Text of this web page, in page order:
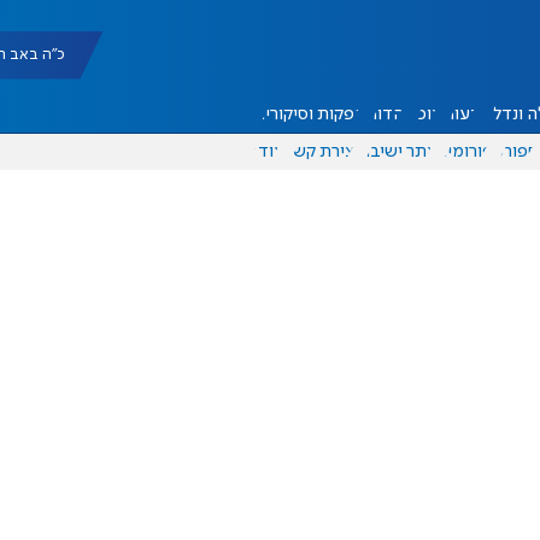
כ"ה באב תשפ"ו
ונדל"ן דעות אוכל יהדות הפקות וסיקורים
ספורט פורומים אתר ישיבה יצירת קשר עוד